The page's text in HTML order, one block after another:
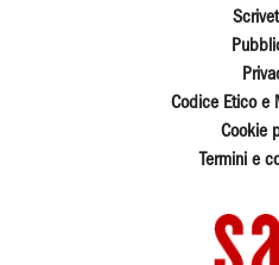
Codice Etico e
Cookie
Termini e